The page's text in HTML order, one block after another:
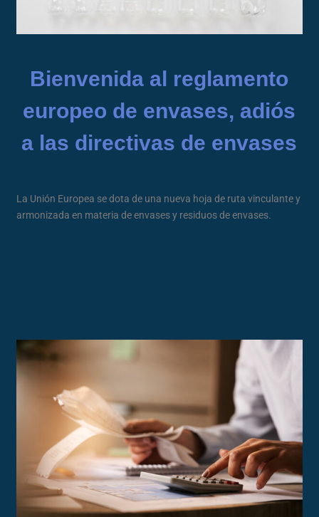
Bienvenida al reglamento
europeo de envases, adiós
a las directivas de envases
La Unión Europea se dota de una nueva hoja de ruta vinculante y
armonizada en materia de envases y residuos de envases.